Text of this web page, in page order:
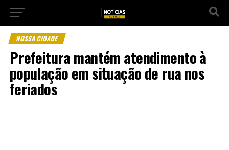
NOSSA CIDADE
Prefeitura mantém atendimento à
população em situação de rua nos
feriados